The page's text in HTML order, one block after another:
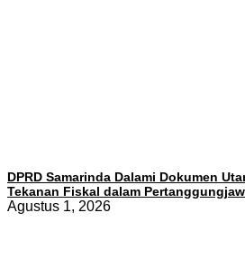
DPRD Samarinda Dalami Dokumen
Tekanan Fiskal dalam
Agustus 1, 2026